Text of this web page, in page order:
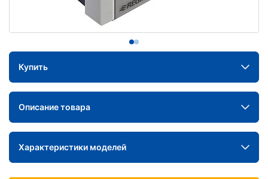
Купить
Описание товара
Характеристики моделей